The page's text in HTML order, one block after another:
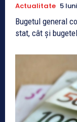
Actualitate 5
Bugetul general
stat, cât și